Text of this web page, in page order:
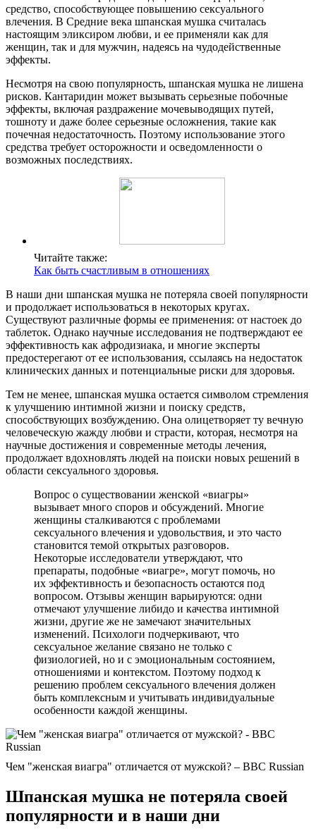
средство, способствующее повышению сексуального
влечения. В Средние века шпанская мушка считалась
настоящим эликсиром любви, и ее применяли как для
женщин, так и для мужчин, надеясь на чудодейственные
эффекты.
Несмотря на свою популярность, шпанская мушка не лишена
рисков. Кантаридин может вызывать серьезные побочные
эффекты, включая раздражение мочевыводящих путей,
тошноту и даже более серьезные осложнения, такие как
почечная недостаточность. Поэтому использование этого
средства требует осторожности и осведомленности о
возможных последствиях.
Читайте также:
Как быть счастливым в отношениях
В наши дни шпанская мушка не потеряла своей популярности
и продолжает использоваться в некоторых кругах.
Существуют различные формы ее применения: от настоек до
таблеток. Однако научные исследования не подтверждают ее
эффективность как афродизиака, и многие эксперты
предостерегают от ее использования, ссылаясь на недостаток
клинических данных и потенциальные риски для здоровья.
Тем не менее, шпанская мушка остается символом стремления
к улучшению интимной жизни и поиску средств,
способствующих возбуждению. Она олицетворяет ту вечную
человеческую жажду любви и страсти, которая, несмотря на
научные достижения и современные методы лечения,
продолжает вдохновлять людей на поиски новых решений в
области сексуального здоровья.
Вопрос о существовании женской «виагры»
вызывает много споров и обсуждений. Многие
женщины сталкиваются с проблемами
сексуального влечения и удовольствия, и это часто
становится темой открытых разговоров.
Некоторые исследователи утверждают, что
препараты, подобные «виагре», могут помочь, но
их эффективность и безопасность остаются под
вопросом. Отзывы женщин варьируются: одни
отмечают улучшение либидо и качества интимной
жизни, другие же не замечают значительных
изменений. Психологи подчеркивают, что
сексуальное желание связано не только с
физиологией, но и с эмоциональным состоянием,
отношениями и контекстом. Поэтому подход к
решению проблем сексуального влечения должен
быть комплексным и учитывать индивидуальные
особенности каждой женщины.
Чем "женская виагра" отличается от мужской? – BBC Russian
Шпанская мушка не потеряла своей
популярности и в наши дни